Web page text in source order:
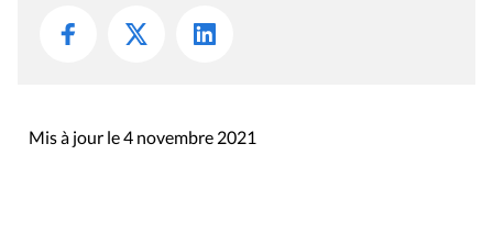
Mis à jour le 4 novembre 2021